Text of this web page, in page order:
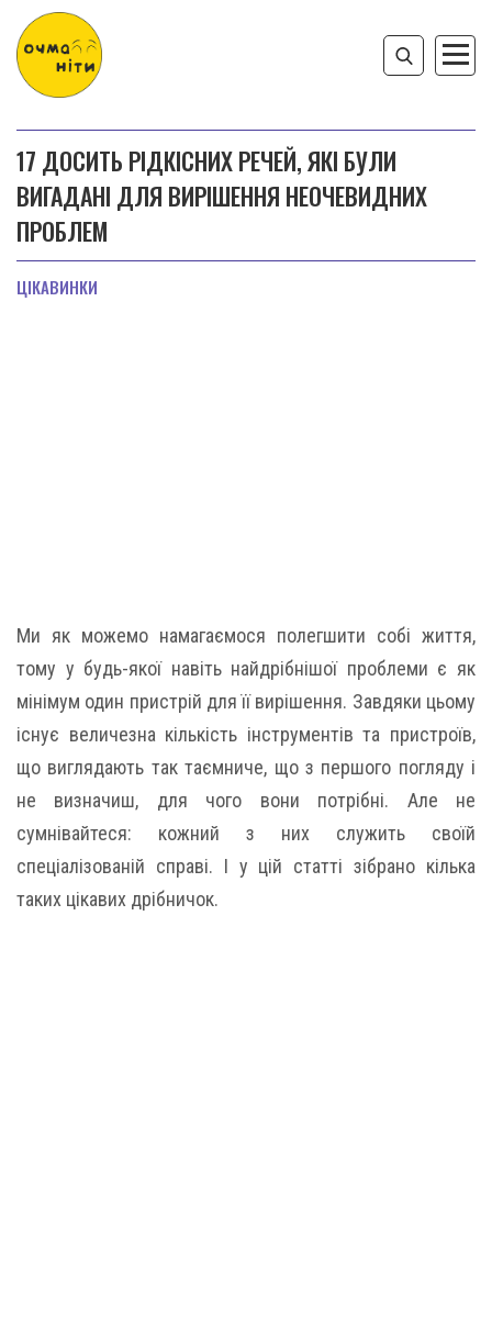
17 ДОСИТЬ РІДКІСНИХ РЕЧЕЙ, ЯКІ БУЛИ
ВИГАДАНІ ДЛЯ ВИРІШЕННЯ НЕОЧЕВИДНИХ
ПРОБЛЕМ
ЦІКАВИНКИ
Ми як можемо намагаємося полегшити собі життя,
тому у будь-якої навіть найдрібнішої проблеми є як
мінімум один пристрій для її вирішення. Завдяки цьому
існує величезна кількість інструментів та пристроїв,
що виглядають так таємниче, що з першого погляду і
не визначиш, для чого вони потрібні. Але не
сумнівайтеся: кожний з них служить своїй
спеціалізованій справі. І у цій статті зібрано кілька
таких цікавих дрібничок.